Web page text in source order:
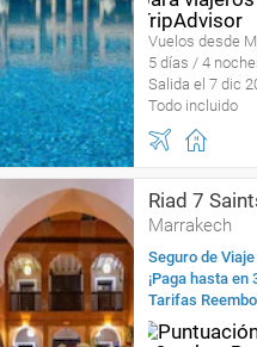
Vuelos desde
5 días / 4
Salida el 7 dic
Todo incluido
Riad 7
Marrakech
Seguro de
¡Paga hasta
Tarifas